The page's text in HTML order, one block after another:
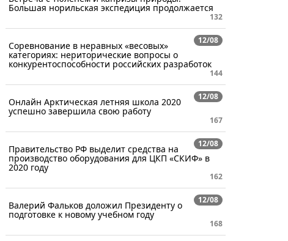
Большая норильская экспедиция продолжается
132
12/08
Соревнование в неравных «весовых»
категориях: нериторические вопросы о
конкурентоспособности российских разработок
144
12/08
Онлайн Арктическая летняя школа 2020
успешно завершила свою работу
167
12/08
Правительство РФ выделит средства на
производство оборудования для ЦКП «СКИФ» в
2020 году
162
12/08
Валерий Фальков доложил Президенту о
подготовке к новому учебном году
168